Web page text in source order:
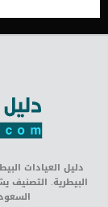
دليل العيادات
البيطرية. التصنيف